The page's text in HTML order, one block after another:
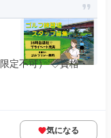
定不可） ◇資格・
気になる